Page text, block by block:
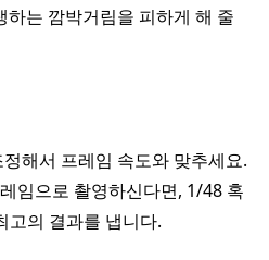
는 깜박거림을 피하게 해 줄
해서 프레임 속도와 맞추세요.
임으로 촬영하신다면, 1/48 혹
고의 결과를 냅니다.